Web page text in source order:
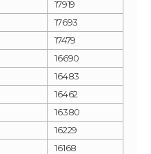
17919
17693
17479
16690
16483
16462
16380
16229
16168